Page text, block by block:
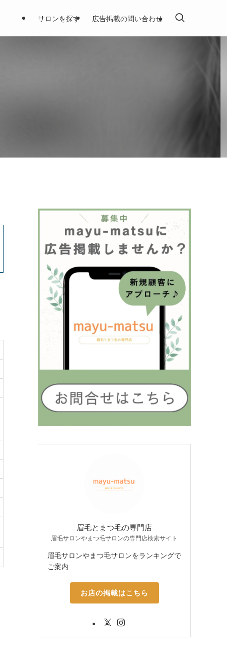
サロンを探す 広告掲載の問い合わせ
眉毛とまつ毛の専門店
眉毛サロンやまつ毛サロンの専門店検索サイト
眉毛サロンやまつ毛サロンをランキングで
ご案内
お店の掲載はこちら